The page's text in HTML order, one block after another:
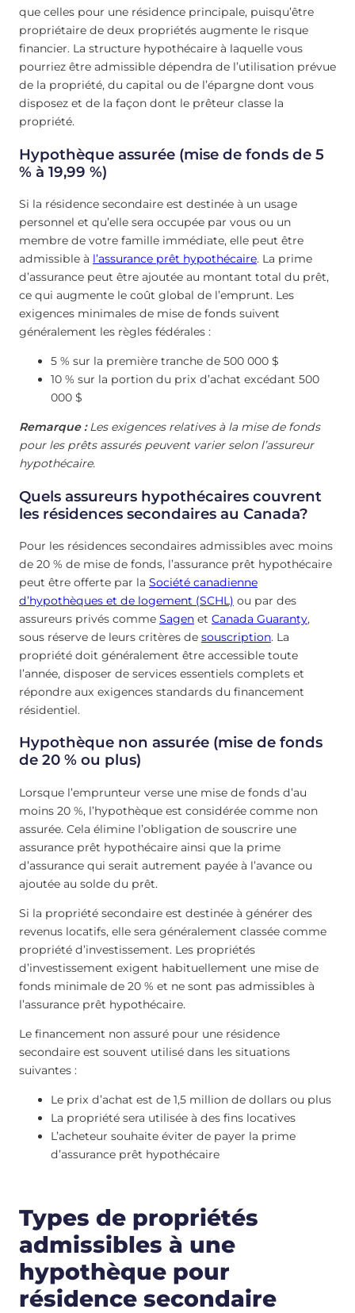
que celles pour une résidence principale, puisqu’être
propriétaire de deux propriétés augmente le risque
financier. La structure hypothécaire à laquelle vous
pourriez être admissible dépendra de l’utilisation prévue
de la propriété, du capital ou de l’épargne dont vous
disposez et de la façon dont le prêteur classe la
propriété.
Hypothèque assurée (mise de fonds de 5
% à 19,99 %)
Si la résidence secondaire est destinée à un usage
personnel et qu’elle sera occupée par vous ou un
membre de votre famille immédiate, elle peut être
admissible à l’assurance prêt hypothécaire. La prime
d’assurance peut être ajoutée au montant total du prêt,
ce qui augmente le coût global de l’emprunt. Les
exigences minimales de mise de fonds suivent
généralement les règles fédérales :
5 % sur la première tranche de 500 000 $
10 % sur la portion du prix d’achat excédant 500
000 $
Remarque :Les exigences relatives à la mise de fonds
pour les prêts assurés peuvent varier selon l’assureur
hypothécaire.
Quels assureurs hypothécaires couvrent
les résidences secondaires au Canada?
Pour les résidences secondaires admissibles avec moins
de 20 % de mise de fonds, l’assurance prêt hypothécaire
peut être offerte par la Société canadienne
d’hypothèques et de logement (SCHL) ou par des
assureurs privés comme Sagen et Canada Guaranty,
sous réserve de leurs critères de souscription. La
propriété doit généralement être accessible toute
l’année, disposer de services essentiels complets et
répondre aux exigences standards du financement
résidentiel.
Hypothèque non assurée (mise de fonds
de 20 % ou plus)
Lorsque l’emprunteur verse une mise de fonds d’au
moins 20 %, l’hypothèque est considérée comme non
assurée. Cela élimine l’obligation de souscrire une
assurance prêt hypothécaire ainsi que la prime
d’assurance qui serait autrement payée à l’avance ou
ajoutée au solde du prêt.
Si la propriété secondaire est destinée à générer des
revenus locatifs, elle sera généralement classée comme
propriété d’investissement. Les propriétés
d’investissement exigent habituellement une mise de
fonds minimale de 20 % et ne sont pas admissibles à
l’assurance prêt hypothécaire.
Le financement non assuré pour une résidence
secondaire est souvent utilisé dans les situations
suivantes :
Le prix d’achat est de 1,5 million de dollars ou plus
La propriété sera utilisée à des fins locatives
L’acheteur souhaite éviter de payer la prime
d’assurance prêt hypothécaire
Types de propriétés
admissibles à une
hypothèque pour
résidence secondaire